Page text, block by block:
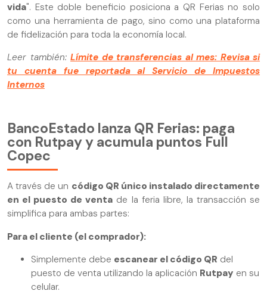
vida". Este doble beneficio posiciona a QR Ferias no solo
como una herramienta de pago, sino como una plataforma
de fidelización para toda la economía local.
Leer también: Límite de transferencias al mes: Revisa si
tu cuenta fue reportada al Servicio de Impuestos
Internos
BancoEstado lanza QR Ferias: paga
con Rutpay y acumula puntos Full
Copec
A través de un código QR único instalado directamente
en el puesto de venta de la feria libre, la transacción se
simplifica para ambas partes:
Para el cliente (el comprador):
Simplemente debe escanear el código QR del
puesto de venta utilizando la aplicación Rutpay en su
celular.